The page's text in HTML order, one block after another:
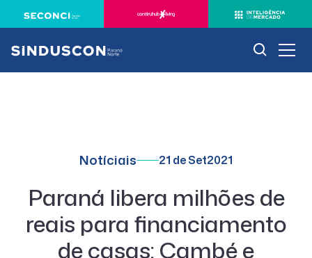
Notíciais 21 de Set2021
Paraná libera milhões de
reais para financiamento
de casas; Cambé e